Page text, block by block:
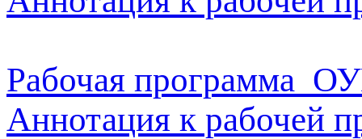
Рабочая программа
Аннотация к рабочей